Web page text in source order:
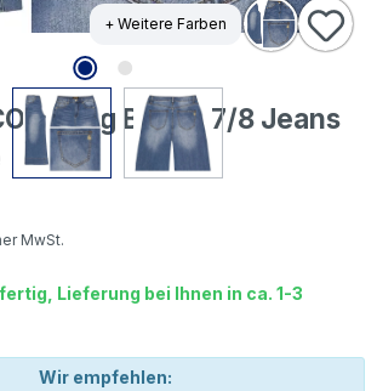
+ Weitere Farben
Long Beach 7/8 Jeans
MwSt.
Lieferung bei Ihnen in ca. 1-3
Wir empfehlen: